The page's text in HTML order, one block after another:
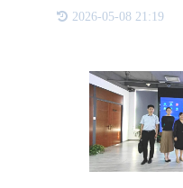
关注的焦点。 在防伪
是抓人眼球。首先，
2026-05-08 21:19